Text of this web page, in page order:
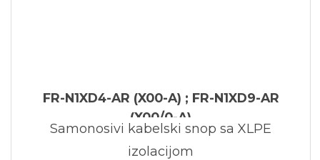
FR-N1XD4-AR (X00-A) ; FR-N1XD9-AR
(X00/0-A)
Samonosivi kabelski snop sa XLPE
izolacijom